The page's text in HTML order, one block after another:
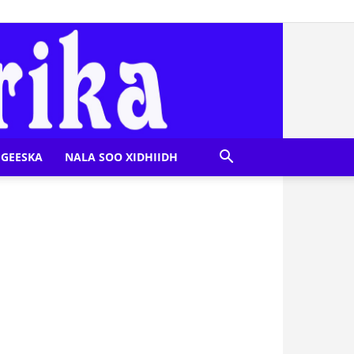
NALA SOO XIDHIIDH